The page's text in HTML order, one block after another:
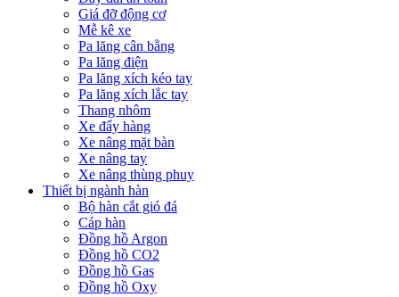
Giá đỡ động cơ
Mễ kê xe
Pa lăng cân bằng
Pa lăng điện
Pa lăng xích kéo tay
Pa lăng xích lắc tay
Thang nhôm
Xe đẩy hàng
Xe nâng mặt bàn
Xe nâng tay
Xe nâng thùng phuy
Thiết bị ngành hàn
Bộ hàn cắt gió đá
Cáp hàn
Đồng hồ Argon
Đồng hồ CO2
Đồng hồ Gas
Đồng hồ Oxy